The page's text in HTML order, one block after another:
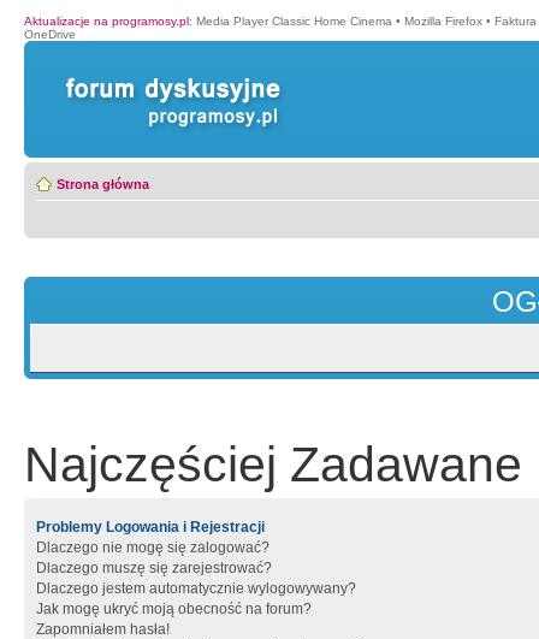
Aktualizacje na programosy.pl: Media Player Classic Home Cinema • Mozilla Firefox • Faktura
OneDrive
Strona główna
Najczęściej Zadawane
Problemy Logowania i Rejestracji
Dlaczego nie mogę się zalogować?
Dlaczego muszę się zarejestrować?
Dlaczego jestem automatycznie wylogowywany?
Jak mogę ukryć moją obecność na forum?
Zapomniałem hasła!